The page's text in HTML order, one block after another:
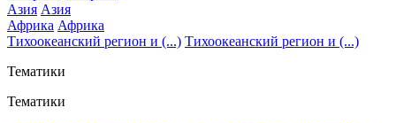
Азия Азия
Африка Африка
Тихоокеанский регион и (...) Тихоокеанский регион и (...)
Тематики
Тематики